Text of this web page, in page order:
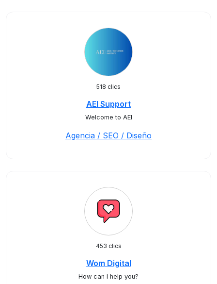
518 clics
AEI Support
Welcome to AEI
Agencia / SEO / Diseño
453 clics
Wom Digital
How can I help you?